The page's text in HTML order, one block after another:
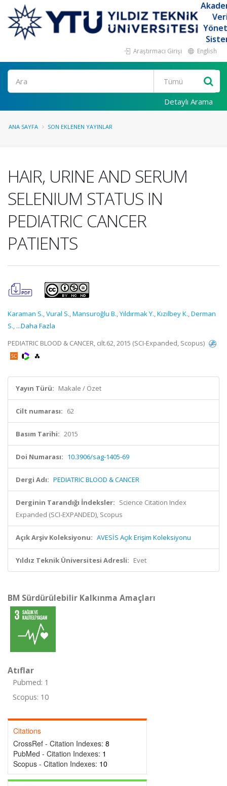
Araştırmacı Girişi English
Ara
Detaylı Arama
ANA SAYFA SON EKLENEN YAYINLAR
HAIR, URINE AND SERUM
SELENIUM STATUS IN
PEDIATRIC CANCER
PATIENTS
Karaman S.,Vural S.,Mansuroğlu B.,Yıldırmak Y.,Kızılbey K.,Derman
S., ...Daha Fazla
PEDIATRIC BLOOD & CANCER, cilt.62, 2015 (SCI-Expanded, Scopus)
Yayın Türü: Makale / Özet
Cilt numarası: 62
Basım Tarihi: 2015
Doi Numarası: 10.3906/sag-1405-69
Dergi Adı: PEDIATRIC BLOOD & CANCER
Derginin Tarandığı İndeksler: Science Citation Index
Expanded (SCI-EXPANDED), Scopus
Açık Arşiv Koleksiyonu: AVESİS Açık Erişim Koleksiyonu
Yıldız Teknik Üniversitesi Adresli: Evet
BM Sürdürülebilir Kalkınma Amaçları
Atıflar
Pubmed: 1
Scopus: 10
Citations
CrossRef - Citation Indexes: 8
PubMed - Citation Indexes: 1
Scopus - Citation Indexes: 10